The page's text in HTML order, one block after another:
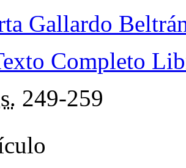
Gallardo
Completo
249-259